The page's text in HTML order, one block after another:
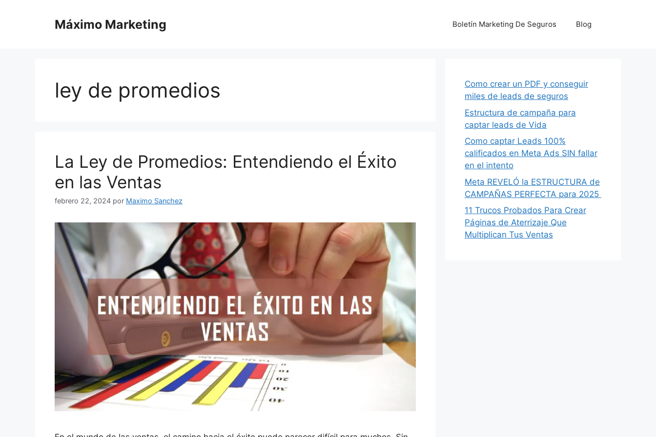
Máximo Marketing Boletín Marketing De Seguros Blog
ley de promedios
La Ley de Promedios: Entendiendo el Éxito
en las Ventas
febrero 22, 2024 por Maximo Sanchez
Como crear un PDF y conseguir
miles de leads de seguros
Estructura de campaña para
captar leads de Vida
Como captar Leads 100%
calificados en Meta Ads SIN fallar
en el intento
Meta REVELÓ la ESTRUCTURA de
CAMPAÑAS PERFECTA para 2025
11 Trucos Probados Para Crear
Páginas de Aterrizaje Que
Multiplican Tus Ventas